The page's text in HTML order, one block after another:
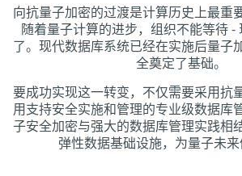
向抗量子加密的过渡是计算历史上最重
随着量子计算的进步，组织不能等待 -
了。现代数据库系统已经在实施后量子
全奠定了基础。
要成功实现这一转变，不仅需要采用抗
用支持安全实施和管理的专业级数据库
子安全加密与强大的数据库管理实践相
弹性数据基础设施，为量子未来